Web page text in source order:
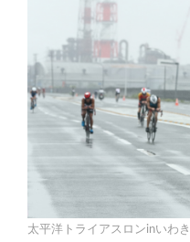
太平洋トライアスロンinいわ